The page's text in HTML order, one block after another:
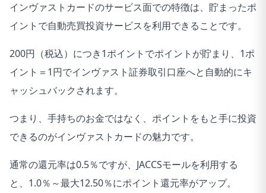
インヴァストカードのサービス面での特徴は、貯まったポ
イントで自動売買投資サービスを利用できることです。
200円（税込）につき1ポイントでポイントが貯まり、1ポ
イント＝1円でインヴァスト証券取引口座へと自動的にキ
ャッシュバックされます。
つまり、手持ちのお金ではなく、ポイントをもと手に投資
できるのがインヴァストカードの魅力です。
通常の還元率は0.5％ですが、JACCSモールを利用する
と、1.0％～最大12.50％にポイント還元率がアップ。